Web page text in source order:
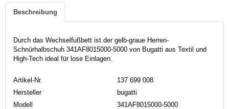
Beschreibung
Durch das Wechselfußbett ist der gelb-graue Herren-
Schnürhalbschuh 341AF8015000-5000 von Bugatti aus Textil und
High-Tech ideal für lose Einlagen.
Artikel-Nr.
137 699 008
Hersteller
bugatti
Modell
341AF8015000-5000